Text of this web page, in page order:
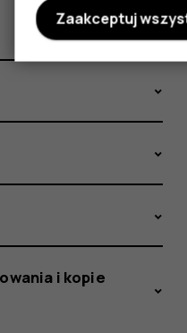
i kopie
Zaakceptuj